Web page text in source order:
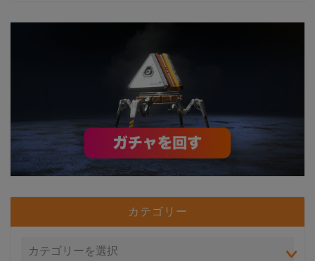
カテゴリー